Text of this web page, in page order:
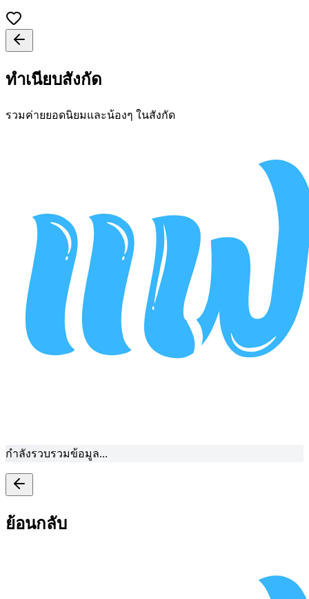
ทำเนียบสังกัด
รวมค่ายยอดนิยมและน้องๆ ในสังกัด
กำลังรวบรวมข้อมูล...
ย้อนกลับ